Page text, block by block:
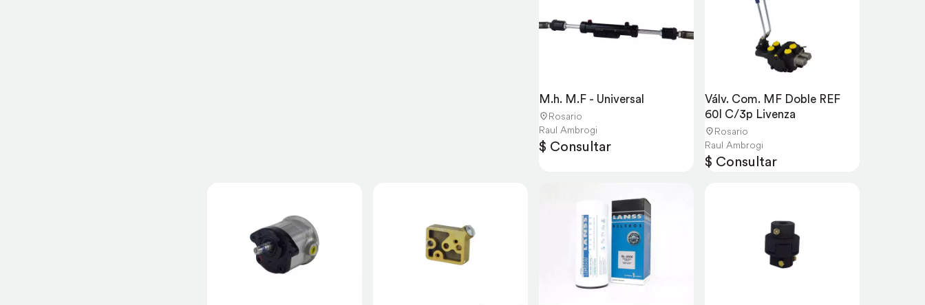
M.h. M.F - Universal
Rosario
Raul Ambrogi
$ Consultar
Válv. Com. MF Doble REF
60l C/3p Livenza
Rosario
Raul Ambrogi
$ Consultar